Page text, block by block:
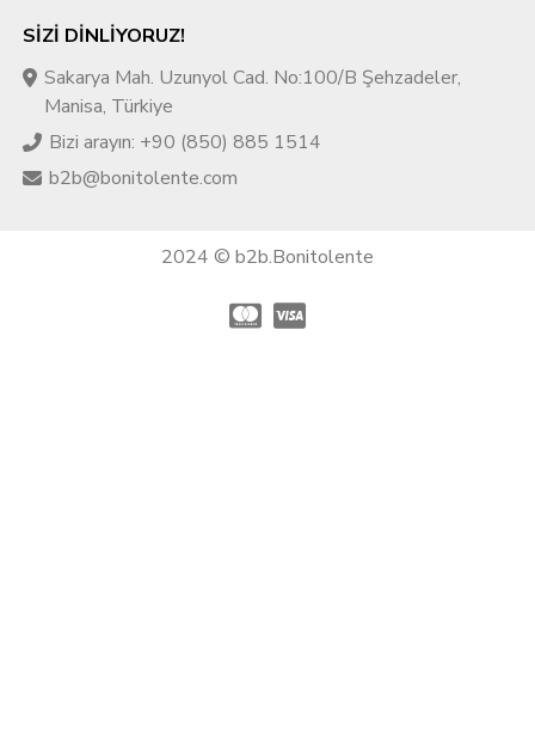
SIZI DINLIYORUZ!
Sakarya Mah. Uzunyol Cad. No:100/B Şehzadeler,
Manisa, Türkiye
Bizi arayın: +90 (850) 885 1514
b2b@bonitolente.com
2024 © b2b.Bonitolente